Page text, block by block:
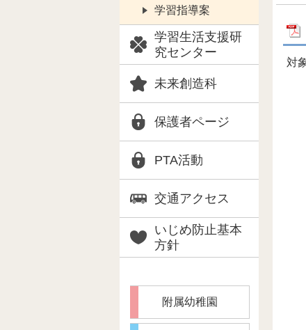
学習指導案
学習生活支援研
究センター
未来創造科
保護者ページ
PTA活動
交通アクセス
いじめ防止基本
方針
対
附属幼稚園